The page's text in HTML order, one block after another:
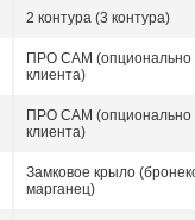
2 контура (3 контура)
ПРО САМ (опционально
клиента)
ПРО САМ (опционально
клиента)
Замковое крыло
марганец)